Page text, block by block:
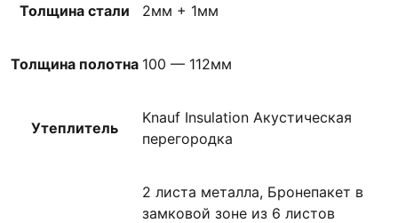
Толщина стали 2мм + 1мм
Толщина полотна 100 — 112мм
Утеплитель
Knauf Insulation Акустическая
перегородка
2 листа металла, Бронепакет в
замковой зоне из 6 листов